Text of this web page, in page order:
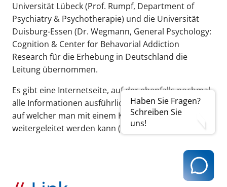
Haben Sie Fragen?
Schreiben Sie
uns!
Universität Lübeck (Prof. Rumpf, Department of
Psychiatry & Psychotherapie) und die Universität
Duisburg-Essen (Dr. Wegmann, General Psychology:
Cognition & Center for Behavorial Addiction
Research für die Erhebung in Deutschland die
Leitung übernommen.
Es gibt eine Internetseite, auf der ebenfalls nochmal
alle Informationen ausführlich zu finden sind, und
auf welcher man mit einem Klick zur die Studie
weitergeleitet werden kann (siehe Link anbei unten).